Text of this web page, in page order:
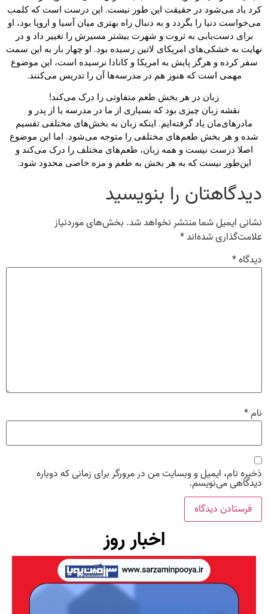
کرد یاد می‌شود در حقیقت این طور نیست. این درست است که کلمب
می‌خواست دنیا را بگردد و به دنبال راه بهتری میان آسیا و اروپا بود، او
برای دست‌یابی به ثروت و شهرت بیشتر مسیرش را تغییر داد و در
نهایت به خشکی‌های امریکای لاتین رسیده بود. او چهار بار به این سمت
سفر کرده و هرگز پایش به امریکا و کانادا نرسیده است، این موضوع
مهمی است که هنوز هم در مدرسه‌ها آن را تدریس می‌کنند.
زبان در هر بخش طعم متفاوتی را درک می‌کند!
نقشه زبان چیزی بود که بسیاری از ما در مدرسه یا از پدر و
مادرهای‌مان یاد گرفته‌ایم. اینکه زبان به بخش‌های مختلفی تقسیم
شده و هر بخش طعم‌های مختلفی را متوجه می‌شود. اما این موضوع
اصلا درست نیست و همه زبان، طعم‌های مختلف را درک می‌کند و
این‌طور نیست که به هر بخش به طعم و مزه خاصی محدود شود.
دیدگاهتان را بنویسید
نشانی ایمیل شما منتشر نخواهد شد. بخش‌های موردنیاز
علامت‌گذاری شده‌اند*
دیدگاه*
نام*
ذخیره نام، ایمیل و وبسایت من در مرورگر برای زمانی که دوباره
دیدگاهی می‌نویسم.
اخبار روز